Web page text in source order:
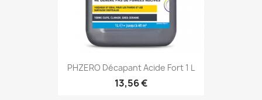
PHZERO Décapant Acide Fort 1 L
13,56 €